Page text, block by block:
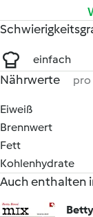
einfach
Nährwerte pro
Eiweiß
Brennwert
Fett
Kohlenhydrate
Auch enthalten